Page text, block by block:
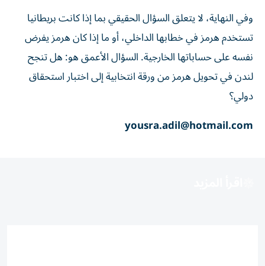
وفي النهاية، لا يتعلق السؤال الحقيقي بما إذا كانت بريطانيا
تستخدم هرمز في خطابها الداخلي، أو ما إذا كان هرمز يفرض
نفسه على حساباتها الخارجية. السؤال الأعمق هو: هل تنجح
لندن في تحويل هرمز من ورقة انتخابية إلى اختبار استحقاق
دولي؟
yousra.adil@hotmail.com